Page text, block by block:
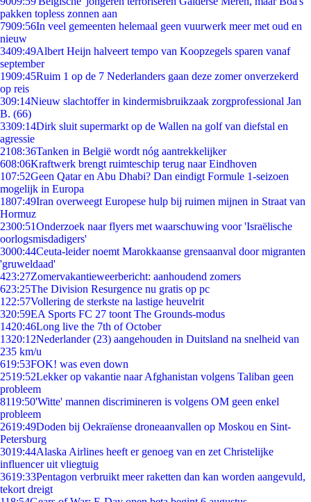
pakken topless zonnen aan
7909:56In veel gemeenten helemaal geen vuurwerk meer met oud en
nieuw
3409:49Albert Heijn halveert tempo van Koopzegels sparen vanaf
september
1909:45Ruim 1 op de 7 Nederlanders gaan deze zomer onverzekerd
op reis
309:14Nieuw slachtoffer in kindermisbruikzaak zorgprofessional Jan
B. (66)
3309:14Dirk sluit supermarkt op de Wallen na golf van diefstal en
agressie
2108:36Tanken in België wordt nóg aantrekkelijker
608:06Kraftwerk brengt ruimteschip terug naar Eindhoven
107:52Geen Qatar en Abu Dhabi? Dan eindigt Formule 1-seizoen
mogelijk in Europa
1807:49Iran overweegt Europese hulp bij ruimen mijnen in Straat van
Hormuz
2300:51Onderzoek naar flyers met waarschuwing voor 'Israëlische
oorlogsmisdadigers'
3000:44Ceuta-leider noemt Marokkaanse grensaanval door migranten
'gruweldaad'
423:27Zomervakantieweerbericht: aanhoudend zomers
623:25The Division Resurgence nu gratis op pc
1 22:57Vollering de sterkste na lastige heuvelrit
320:59EA Sports FC 27 toont The Grounds-modus
1420:46Long live the 7th of October
1320:12Nederlander (23) aangehouden in Duitsland na snelheid van
235 km/u
619:53FOK! was even down
2519:52Lekker op vakantie naar Afghanistan volgens Taliban geen
probleem
8119:50'Witte' mannen discrimineren is volgens OM geen enkel
probleem
2619:49Doden bij Oekraïense droneaanvallen op Moskou en Sint-
Petersburg
3019:44Alaska Airlines heeft er genoeg van en zet Christelijke
influencer uit vliegtuig
3619:33Pentagon verbruikt meer raketten dan kan worden aangevuld,
tekort dreigt